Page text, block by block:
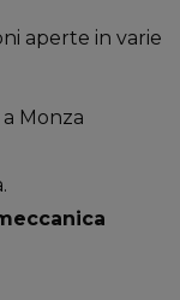
aperte in varie
a Monza